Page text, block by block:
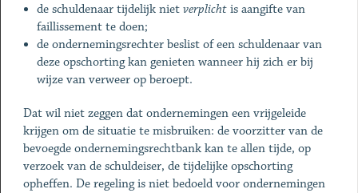
de schuldenaar tijdelijk nietverplicht is aangifte van
faillissement te doen;
de ondernemingsrechter beslist of een schuldenaar van
deze opschorting kan genieten wanneer hij zich er bij
wijze van verweer op beroept.
Dat wil niet zeggen dat ondernemingen een vrijgeleide
krijgen om de situatie te misbruiken: de voorzitter van de
bevoegde ondernemingsrechtbank kan te allen tijde, op
verzoek van de schuldeiser, de tijdelijke opschorting
opheffen. De regeling is niet bedoeld voor ondernemingen